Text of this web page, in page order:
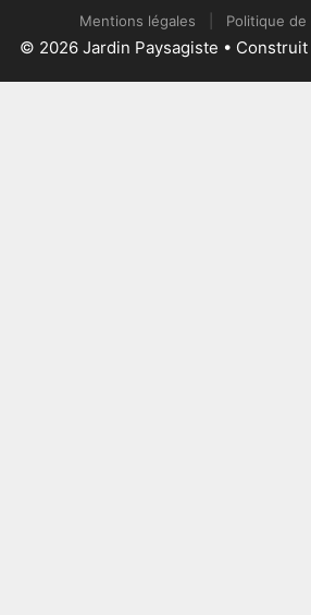
Mentions légales Politique
© 2026 Jardin Paysagiste •